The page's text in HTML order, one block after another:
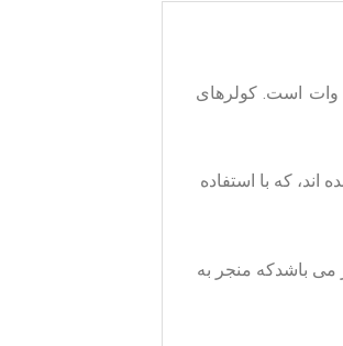
کولرهای
که با استفاده
می باشدکه منجر به